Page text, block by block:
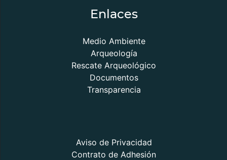
Enlaces
Medio Ambiente
Arqueología
Rescate Arqueológico
Documentos
Transparencia
Aviso de Privacidad
Contrato de Adhesión